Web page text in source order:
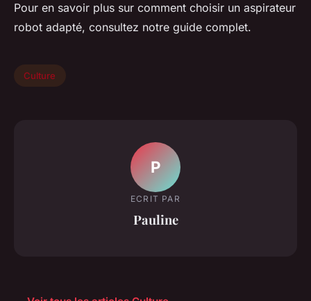
Pour en savoir plus sur comment choisir un aspirateur
robot adapté, consultez notre guide complet.
Culture
P
ECRIT PAR
Pauline